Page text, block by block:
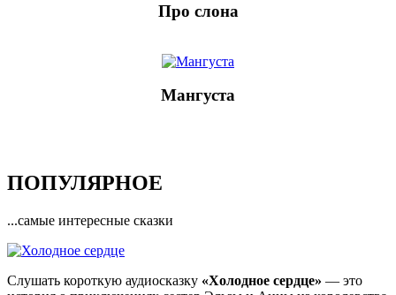
Про слона
Мангуста
ПОПУЛЯРНОЕ
...самые интересные сказки
Слушать короткую аудиосказку «Холодное сердце» — это